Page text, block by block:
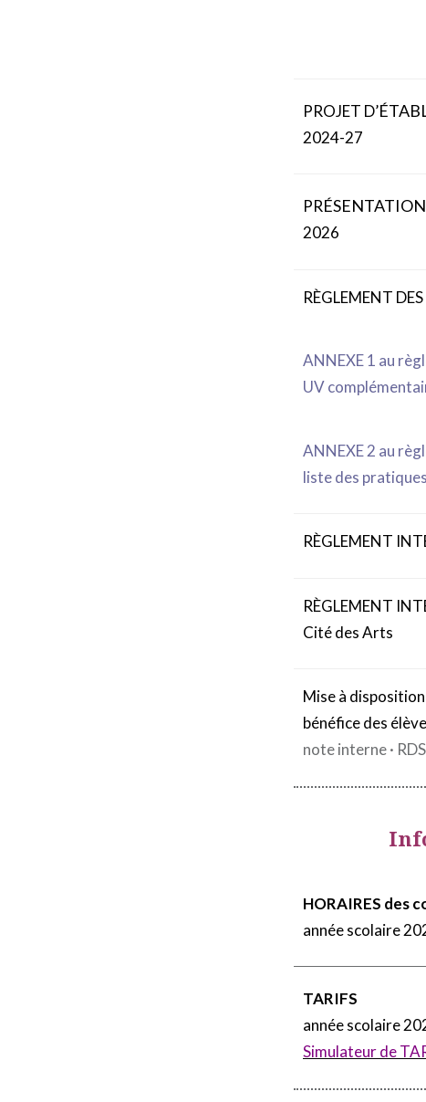
PROJET D’É
2024-27
PRÉ
2026
RÈGLEMENT
ANNEXE 1 au
UV
ANNEXE 2 au
liste des
RÈGLEMENT
RÈGLEMENT
Cité des Arts
Mise à
bénéfice des
note interne ·
HORAIRES des
année scolaire
TARIFS
année scolaire
Simulateur de